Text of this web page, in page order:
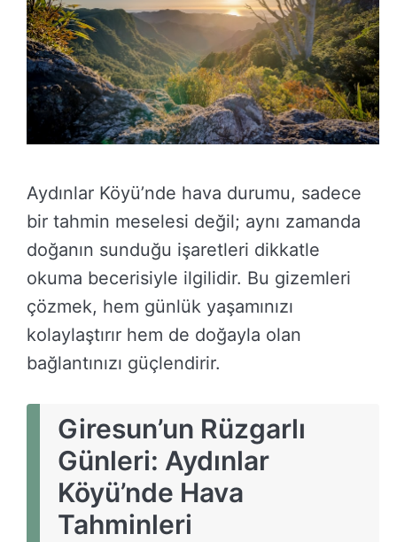
Aydınlar Köyü’nde hava durumu, sadece
bir tahmin meselesi değil; aynı zamanda
doğanın sunduğu işaretleri dikkatle
okuma becerisiyle ilgilidir. Bu gizemleri
çözmek, hem günlük yaşamınızı
kolaylaştırır hem de doğayla olan
bağlantınızı güçlendirir.
Giresun’un Rüzgarlı
Günleri: Aydınlar
Köyü’nde Hava
Tahminleri